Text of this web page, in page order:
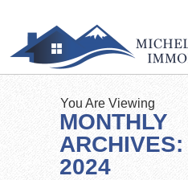
You Are Viewing
MONTHLY
2024